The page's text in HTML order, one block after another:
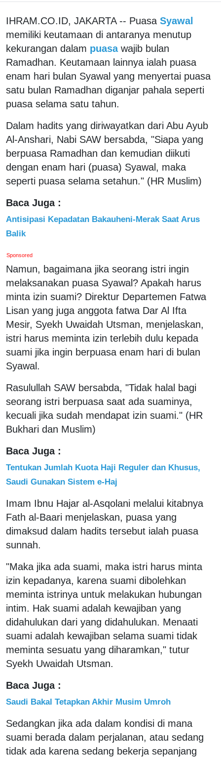
IHRAM.CO.ID, JAKARTA -- Puasa Syawal
memiliki keutamaan di antaranya menutup
kekurangan dalam puasa wajib bulan
Ramadhan. Keutamaan lainnya ialah puasa
enam hari bulan Syawal yang menyertai puasa
satu bulan Ramadhan diganjar pahala seperti
puasa selama satu tahun.
Dalam hadits yang diriwayatkan dari Abu Ayub
Al-Anshari, Nabi SAW bersabda, "Siapa yang
berpuasa Ramadhan dan kemudian diikuti
dengan enam hari (puasa) Syawal, maka
seperti puasa selama setahun." (HR Muslim)
Baca Juga :
Antisipasi Kepadatan Bakauheni-Merak Saat Arus
Balik
Sponsored
Namun, bagaimana jika seorang istri ingin
melaksanakan puasa Syawal? Apakah harus
minta izin suami? Direktur Departemen Fatwa
Lisan yang juga anggota fatwa Dar Al Ifta
Mesir, Syekh Uwaidah Utsman, menjelaskan,
istri harus meminta izin terlebih dulu kepada
suami jika ingin berpuasa enam hari di bulan
Syawal.
Rasulullah SAW bersabda, "Tidak halal bagi
seorang istri berpuasa saat ada suaminya,
kecuali jika sudah mendapat izin suami." (HR
Bukhari dan Muslim)
Baca Juga :
Tentukan Jumlah Kuota Haji Reguler dan Khusus,
Saudi Gunakan Sistem e-Haj
Imam Ibnu Hajar al-Asqolani melalui kitabnya
Fath al-Baari menjelaskan, puasa yang
dimaksud dalam hadits tersebut ialah puasa
sunnah.
"Maka jika ada suami, maka istri harus minta
izin kepadanya, karena suami dibolehkan
meminta istrinya untuk melakukan hubungan
intim. Hak suami adalah kewajiban yang
didahulukan dari yang didahulukan. Menaati
suami adalah kewajiban selama suami tidak
meminta sesuatu yang diharamkan," tutur
Syekh Uwaidah Utsman.
Baca Juga :
Saudi Bakal Tetapkan Akhir Musim Umroh
Sedangkan jika ada dalam kondisi di mana
suami berada dalam perjalanan, atau sedang
tidak ada karena sedang bekerja sepanjang